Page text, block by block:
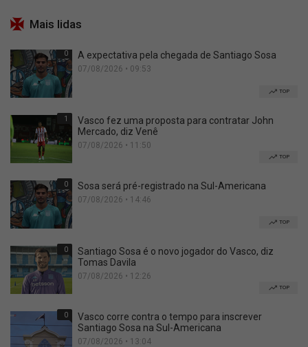
Mais lidas
0 A expectativa pela chegada de Santiago Sosa
07/08/2026 • 09:53
TOP
1
Vasco fez uma proposta para contratar John
Mercado, diz Venê
07/08/2026 • 11:50
TOP
0 Sosa será pré-registrado na Sul-Americana
07/08/2026 • 14:46
TOP
0
Santiago Sosa é o novo jogador do Vasco, diz
Tomas Davila
07/08/2026 • 12:26
TOP
0
Vasco corre contra o tempo para inscrever
Santiago Sosa na Sul-Americana
07/08/2026 • 13:04